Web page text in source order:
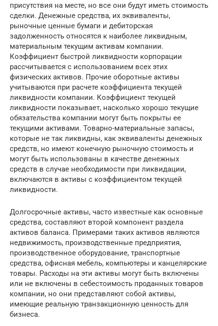
присутствия на месте, но все они будут иметь стоимость
сделки. Денежные средства, их эквиваленты,
рыночные ценные бумаги и дебиторская
задолженность относятся к наиболее ликвидным,
материальным текущим активам компании.
Коэффициент быстрой ликвидности корпорации
рассчитывается с использованием всех этих
физических активов. Прочие оборотные активы
учитываются при расчете коэффициента текущей
ликвидности компании. Коэффициент текущей
ликвидности показывает, насколько хорошо текущие
обязательства компании могут быть покрыты ее
текущими активами. Товарно-материальные запасы,
которые не так ликвидны, как эквиваленты денежных
средств, но имеют конечную рыночную стоимость и
могут быть использованы в качестве денежных
средств в случае необходимости при ликвидации,
включаются в активы с коэффициентом текущей
ликвидности.
Долгосрочные активы, часто известные как основные
средства, составляют второй компонент раздела
активов баланса. Примерами таких активов являются
недвижимость, производственные предприятия,
производственное оборудование, транспортные
средства, офисная мебель, компьютеры и канцелярские
товары. Расходы на эти активы могут быть включены
или не включены в себестоимость проданных товаров
компании, но они представляют собой активы,
имеющие реальную транзакционную ценность для
бизнеса.